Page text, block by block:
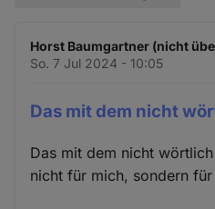
Horst Baumgartner (nicht
So. 7 Jul 2024 - 10:05
Das mit dem nicht
Das mit dem nicht
nicht für mich, sondern